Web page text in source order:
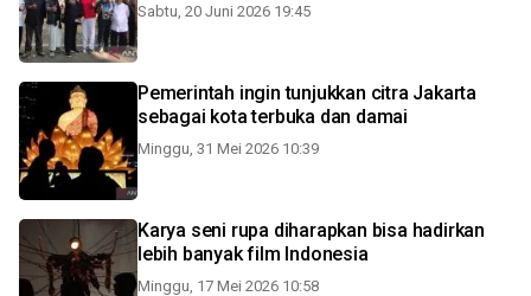
Sabtu, 20 Juni 2026 19:45
Pemerintah ingin tunjukkan citra Jakarta
sebagai kota terbuka dan damai
Minggu, 31 Mei 2026 10:39
Karya seni rupa diharapkan bisa hadirkan
lebih banyak film Indonesia
Minggu, 17 Mei 2026 10:58